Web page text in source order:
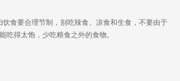
食要合理节制，别吃辣食、凉食和生食，不要由于
吃得太饱，少吃粮食之外的食物。